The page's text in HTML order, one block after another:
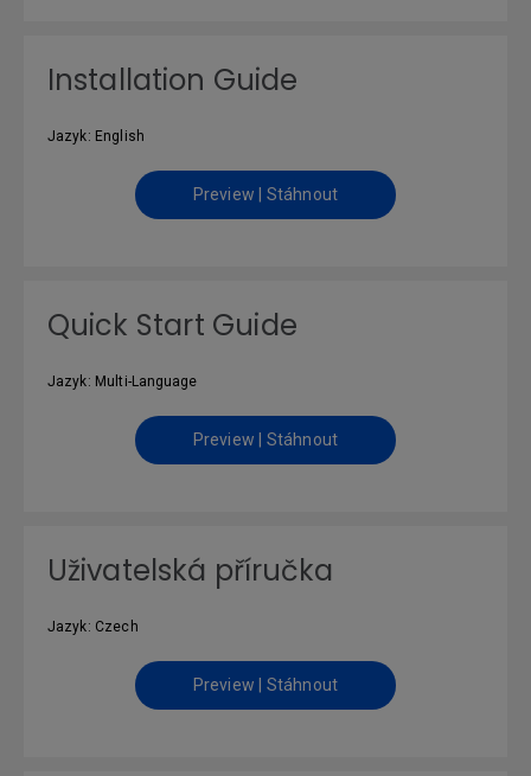
Installation Guide
Jazyk: English
Preview | Stáhnout
Quick Start Guide
Jazyk: Multi-Language
Preview | Stáhnout
Uživatelská příručka
Jazyk: Czech
Preview | Stáhnout